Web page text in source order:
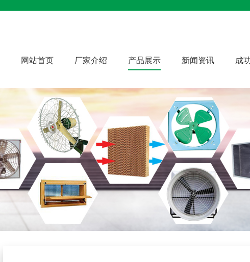
网站首页 厂家介绍 产品展示 新闻资讯 成